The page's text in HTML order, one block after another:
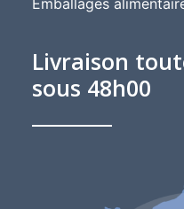
Emballages
Livraison
sous 48h00